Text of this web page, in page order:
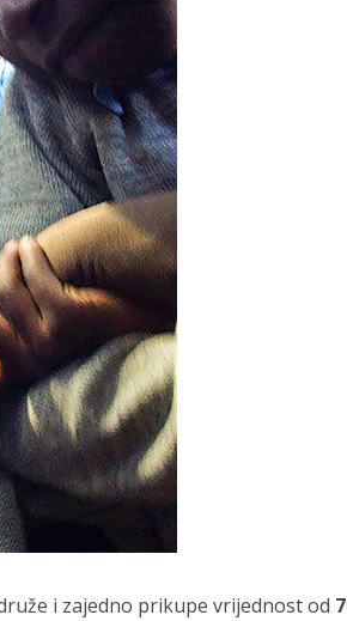
i zajedno prikupe vrijednost od